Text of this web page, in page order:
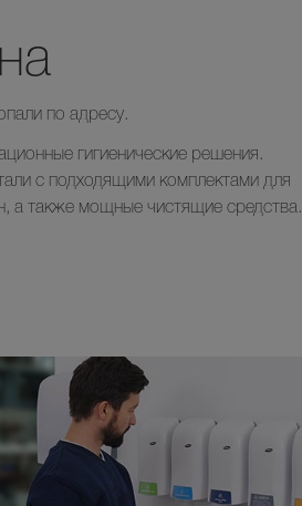
по адресу.
гигиенические решения.
с подходящими комплектами для
а также мощные чистящие средства.